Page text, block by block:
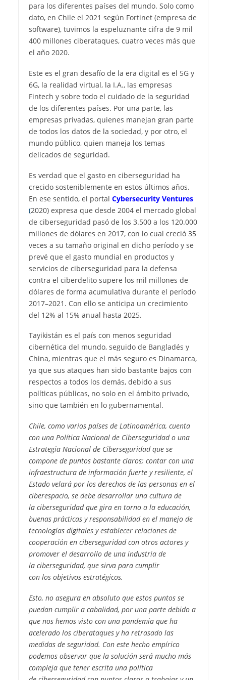
para los diferentes países del mundo. Solo como
dato, en Chile el 2021 según Fortinet (empresa de
software), tuvimos la espeluznante cifra de 9 mil
400 millones ciberataques, cuatro veces más que
el año 2020.
Este es el gran desafío de la era digital es el 5G y
6G, la realidad virtual, la I.A., las empresas
Fintech y sobre todo el cuidado de la seguridad
de los diferentes países. Por una parte, las
empresas privadas, quienes manejan gran parte
de todos los datos de la sociedad, y por otro, el
mundo público, quien maneja los temas
delicados de seguridad.
Es verdad que el gasto en ciberseguridad ha
crecido sosteniblemente en estos últimos años.
En ese sentido, el portal Cybersecurity Ventures
(2020) expresa que desde 2004 el mercado global
de ciberseguridad pasó de los 3.500 a los 120.000
millones de dólares en 2017, con lo cual creció 35
veces a su tamaño original en dicho período y se
prevé que el gasto mundial en productos y
servicios de ciberseguridad para la defensa
contra el ciberdelito supere los mil millones de
dólares de forma acumulativa durante el período
2017–2021. Con ello se anticipa un crecimiento
del 12% al 15% anual hasta 2025.
Tayikistán es el país con menos seguridad
cibernética del mundo, seguido de Bangladés y
China, mientras que el más seguro es Dinamarca,
ya que sus ataques han sido bastante bajos con
respectos a todos los demás, debido a sus
políticas públicas, no solo en el ámbito privado,
sino que también en lo gubernamental.
Chile, como varios países de Latinoamérica, cuenta
con una Política Nacional de Ciberseguridad o una
Estrategia Nacional de Ciberseguridad que se
compone de puntos bastante claros; contar con una
infraestructura de información fuerte y resiliente, el
Estado velará por los derechos de las personas en el
ciberespacio, se debe desarrollar una cultura de
la ciberseguridad que gira en torno a la educación,
buenas prácticas y responsabilidad en el manejo de
tecnologías digitales y establecer relaciones de
cooperación en ciberseguridad con otros actores y
promover el desarrollo de una industria de
la ciberseguridad, que sirva para cumplir
con los objetivos estratégicos.
Esto, no asegura en absoluto que estos puntos se
puedan cumplir a cabalidad, por una parte debido a
que nos hemos visto con una pandemia que ha
acelerado los ciberataques y ha retrasado las
medidas de seguridad. Con este hecho empírico
podemos observar que la solución será mucho más
compleja que tener escrita una política